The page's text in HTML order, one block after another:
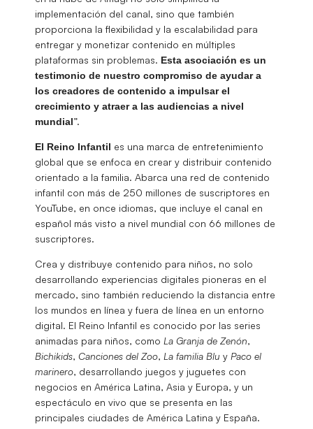
implementación del canal, sino que también
proporciona la flexibilidad y la escalabilidad para
entregar y monetizar contenido en múltiples
plataformas sin problemas. Esta asociación es un
testimonio de nuestro compromiso de ayudar a
los creadores de contenido a impulsar el
crecimiento y atraer a las audiencias a nivel
mundial”.
El Reino Infantil es una marca de entretenimiento
global que se enfoca en crear y distribuir contenido
orientado a la familia. Abarca una red de contenido
infantil con más de 250 millones de suscriptores en
YouTube, en once idiomas, que incluye el canal en
español más visto a nivel mundial con 66 millones de
suscriptores.
Crea y distribuye contenido para niños, no solo
desarrollando experiencias digitales pioneras en el
mercado, sino también reduciendo la distancia entre
los mundos en línea y fuera de línea en un entorno
digital. El Reino Infantil es conocido por las series
animadas para niños, como La Granja de Zenón,
Bichikids, Canciones del Zoo, La familia Blu y Paco el
marinero, desarrollando juegos y juguetes con
negocios en América Latina, Asia y Europa, y un
espectáculo en vivo que se presenta en las
principales ciudades de América Latina y España.